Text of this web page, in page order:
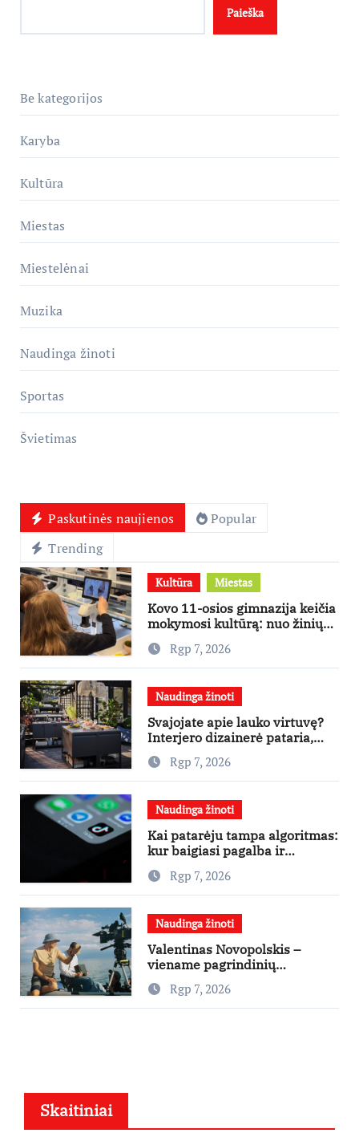
Paieška
Be kategorijos
Karyba
Kultūra
Miestas
Miestelėnai
Muzika
Naudinga žinoti
Sportas
Švietimas
Paskutinės naujienos
Popular
Trending
Kultūra Miestas
Kovo 11-osios gimnazija keičia
mokymosi kultūrą: nuo žinių
kaupimo – prie jų supratimo ir
taikymo
Rgp 7, 2026
Naudinga žinoti
Svajojate apie lauko virtuvę?
Interjero dizainerė pataria,
nuo ko pradėti
Rgp 7, 2026
Naudinga žinoti
Kai patarėju tampa algoritmas:
kur baigiasi pagalba ir
prasideda reklama?
Rgp 7, 2026
Naudinga žinoti
Valentinas Novopolskis –
viename pagrindinių
vaidmenų penkių šalių filme
„Nugalėtoja“: Lietuvos kino
teatruose – nuo rugpjūčio 7-
Rgp 7, 2026
Skaitiniai